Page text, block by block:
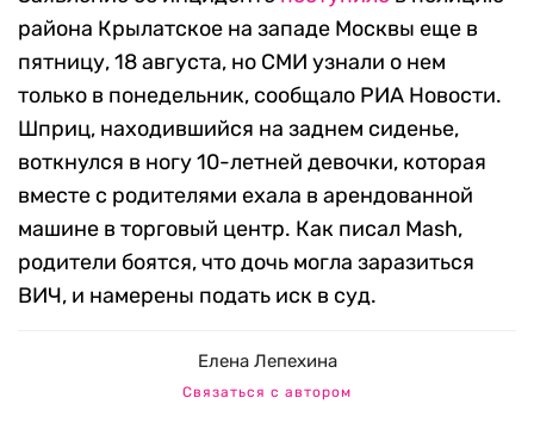
района Крылатское на западе Москвы еще в
пятницу, 18 августа, но СМИ узнали о нем
только в понедельник, сообщало РИА Новости.
Шприц, находившийся на заднем сиденье,
воткнулся в ногу 10-летней девочки, которая
вместе с родителями ехала в арендованной
машине в торговый центр. Как писал Mash,
родители боятся, что дочь могла заразиться
ВИЧ, и намерены подать иск в суд.
Елена Лепехина
Связаться с автором